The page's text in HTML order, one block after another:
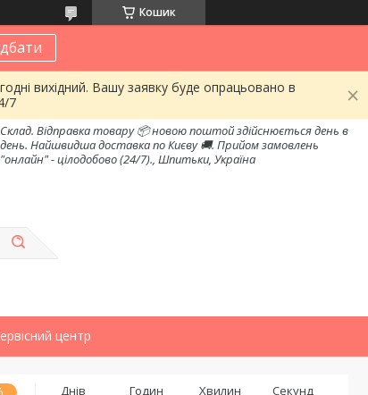
Кошик
вихідний. Вашу заявку буде опрацьовано в
7
Склад. Відправка товару 📦 новою поштой здійснюється день в
день. Найшвидша доставка по Києву 🚚. Прийом замовлень
"онлайн" - цілодобово (24/7)., Шпитьки, Україна
центр
Днів Годин Хвилин Секунд